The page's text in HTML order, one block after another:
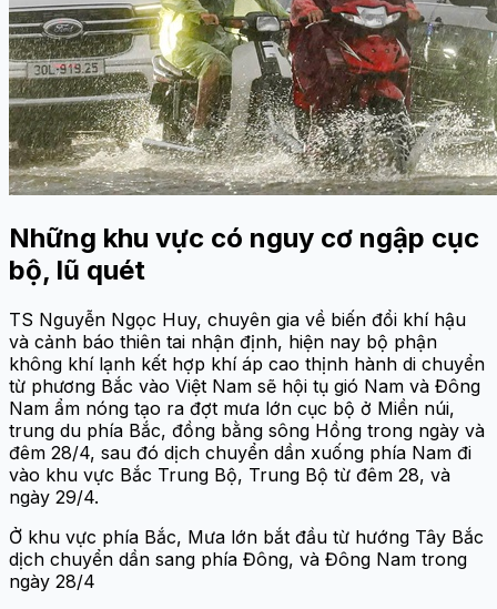
Những khu vực có nguy cơ ngập cục
bộ, lũ quét
TS Nguyễn Ngọc Huy, chuyên gia về biến đổi khí hậu
và cảnh báo thiên tai nhận định, hiện nay bộ phận
không khí lạnh kết hợp khí áp cao thịnh hành di chuyển
từ phương Bắc vào Việt Nam sẽ hội tụ gió Nam và Đông
Nam ẩm nóng tạo ra đợt mưa lớn cục bộ ở Miền núi,
trung du phía Bắc, đồng bằng sông Hồng trong ngày và
đêm 28/4, sau đó dịch chuyển dần xuống phía Nam đi
vào khu vực Bắc Trung Bộ, Trung Bộ từ đêm 28, và
ngày 29/4.
Ở khu vực phía Bắc, Mưa lớn bắt đầu từ hướng Tây Bắc
dịch chuyển dần sang phía Đông, và Đông Nam trong
ngày 28/4